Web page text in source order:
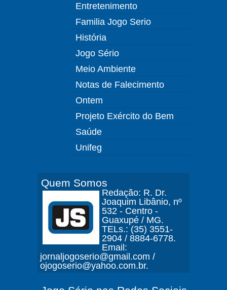
Entretenimento
Familia Jogo Serio
História
Jogo Sério
Meio Ambiente
Notas de Falecimento
Ontem
Projeto Exército do Bem
Saúde
Unifeg
Quem Somos
Redação: R. Dr.
Joaquim Libânio, nº
532 - Centro -
Guaxupé / MG.
TELs.: (35) 3551-
2904 / 8884-6778.
Email:
jornaljogoserio@gmail.com /
ojogoserio@yahoo.com.br.